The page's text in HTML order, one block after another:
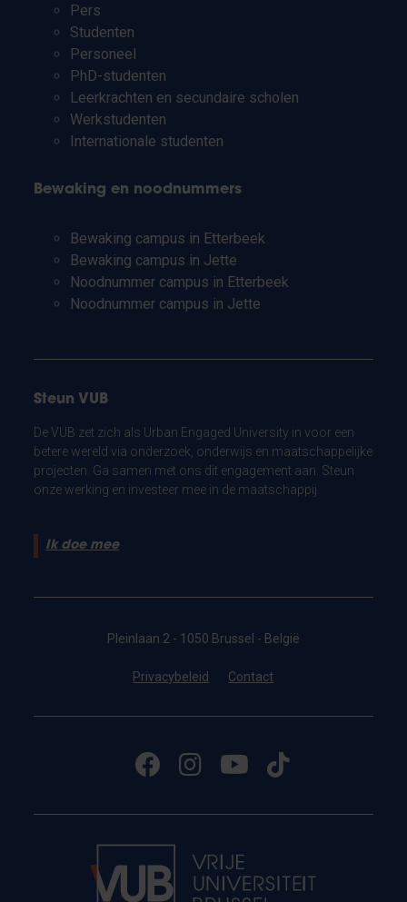
Pers
Studenten
Personeel
PhD-studenten
Leerkrachten en secundaire scholen
Werkstudenten
Internationale studenten
Bewaking en noodnummers
Bewaking campus in Etterbeek
Bewaking campus in Jette
Noodnummer campus in Etterbeek
Noodnummer campus in Jette
Steun VUB
De VUB zet zich als Urban Engaged University in voor een
betere wereld via onderzoek, onderwijs en maatschappelijke
projecten. Ga samen met ons dit engagement aan. Steun
onze werking en investeer mee in de maatschappij.
Ik doe mee
Pleinlaan 2 - 1050 Brussel - België
Privacybeleid Contact